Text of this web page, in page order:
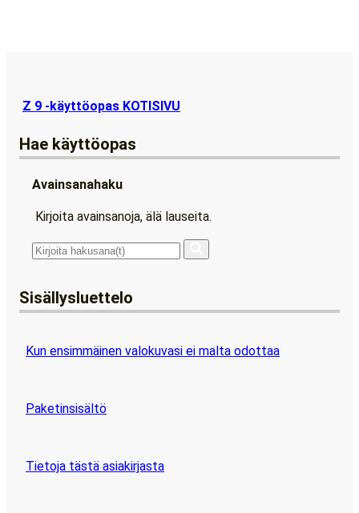
Z 9 -käyttöopas KOTISIVU
Hae käyttöopas
Avainsanahaku
Kirjoita avainsanoja, älä lauseita.
Sisällysluettelo
Kun ensimmäinen valokuvasi ei malta odottaa
Paketinsisältö
Tietoja tästä asiakirjasta